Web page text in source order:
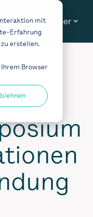
mit
Erfahrung
erstellen.
Browser
Blog Über